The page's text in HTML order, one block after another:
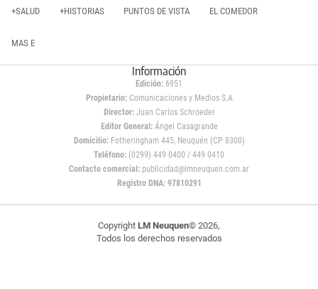
+SALUD +HISTORIAS PUNTOS DE VISTA EL COMEDOR
MAS E
Información
Edición: 6951
Propietario:Comunicaciones y Medios S.A
Director: Juan Carlos Schroeder
Editor General:Ángel Casagrande
Domicilio:Fotheringham 445, Neuquén (CP 8300)
Teléfono: (0299) 449 0400 / 449 0410
Contacto comercial: publicidad@lmneuquen.com.ar
Registro DNA: 97810291
Copyright LM Neuquen© 2026,
Todos los derechos reservados